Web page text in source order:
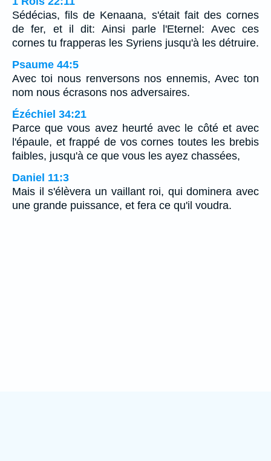
Sédécias, fils de Kenaana, s'était fait des cornes
de fer, et il dit: Ainsi parle l'Eternel: Avec ces
cornes tu frapperas les Syriens jusqu'à les détruire.
Psaume 44:5
Avec toi nous renversons nos ennemis, Avec ton
nom nous écrasons nos adversaires.
Ézéchiel 34:21
Parce que vous avez heurté avec le côté et avec
l'épaule, et frappé de vos cornes toutes les brebis
faibles, jusqu'à ce que vous les ayez chassées,
Daniel 11:3
Mais il s'élèvera un vaillant roi, qui dominera avec
une grande puissance, et fera ce qu'il voudra.